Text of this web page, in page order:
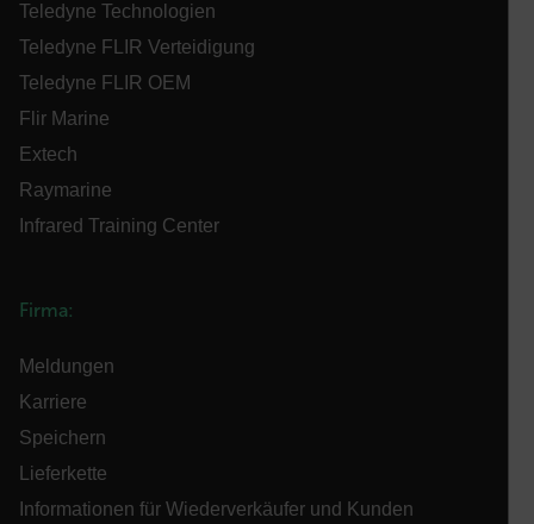
Teledyne Technologien
Teledyne FLIR Verteidigung
Teledyne FLIR OEM
Flir Marine
Extech
Raymarine
Infrared Training Center
Firma:
Meldungen
Karriere
Speichern
Lieferkette
Informationen für Wiederverkäufer und Kunden
CS_FPC
{1-60}
Datenschutzerklärung